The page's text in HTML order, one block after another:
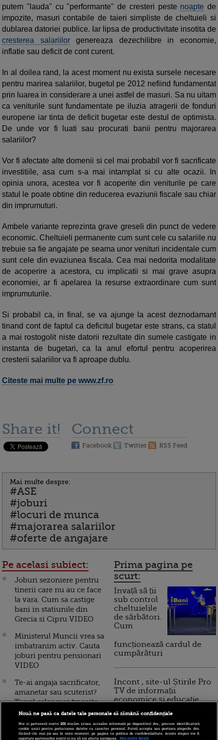
putem "lauda" cu "performante" de cresteri peste noapte de
impozite, masuri contabile de taieri simpliste de cheltuieli si
dublarea datoriei publice. Iar lipsa de productivitate insotita de
cresterea salariilorgenereaza dezechilibre in economie,
inflatie sau deficit de cont curent.
In al doilea rand, la acest moment nu exista sursele necesare
pentru marirea salariilor, bugetul pe 2012 nefiind fundamentat
prin luarea in considerare a unei astfel de masuri. Sa nu uitam
ca veniturile sunt fundamentate pe iluzia atragerii de fonduri
europene iar tinta de deficit bugetar este destul de optimista.
De unde vor fi luati sau procurati banii pentru majorarea
salariilor?
Vor fi afectate alte domenii si cel mai probabil vor fi sacrificate
investitiile, asa cum s-a mai intamplat si cu alte ocazii. In
opinia unora, acestea vor fi acoperite din veniturile pe care
statul le poate obtine din reducerea evaziunii fiscale sau chiar
din imprumuturi.
Ambele variante reprezinta grave greseli din punct de vedere
economic. Cheltuieli permanente cum sunt cele cu salariile nu
trebuie sa fie angajate pe seama unor venituri incidentale cum
sunt cele din evaziunea fiscala. Cea mai nedorita modalitate
de acoperire a acestora, cu implicatii si mai grave asupra
economiei, ar fi apelarea la resurse extraordinare cum sunt
imprumuturile.
Si probabil ca, in final, se va ajunge la acest deznodamant
tinand cont de faptul ca deficitul bugetar este strans, ca statul
a mai rostogolit niste datorii rezultate din sumele castigate in
instanta de bugetari, ca la anul efortul pentru acoperirea
cresterii salariilor va fi aproape dublu.
Citeste mai multe pe www.zf.ro
Share it! Connect
Facebook Twitter RSS Feed
Mai multe despre:
#ASE
#joburi
#locuri de munca
#majorarea salariilor
#oferte de angajare
Pe acelasi subiect:
Joburi sezoniere pentru
tinerii care nu au ce face
la vara. Cum sa castige
bani in statiunile din
Grecia si Cipru VIDEO
Ministerul Muncii vrea sa
imbatranim activ. Cauta
joburi pentru pensionari
VIDEO
Te-ai angaja sacrificator,
amanetar sau scuterist?
Topul celor mai trasnite
anunturi de joburi din
Romania
Prima pagina pe
scurt:
Invață să ții
sub control
cheltuielile
de sărbători.
Cum
funcționează cardul de
cumpărături
Incont , site-ul Știrile Pro
TV de informații
economice și educație
10 reguli pentru decizii
Nouă ne pasă ca datele tale personale să rămână confidențiale
Noi și partenerii noștri201stocăm și/sau accesăm informații pe dispozitivul dvs., precum identificatorii
cookie unici pentru prelucrarea datelor cu caracter personal. Puteți accepta sau gestiona alegerile dvs.
făcând clic mai jos sau în orice moment, pe pagina cu politica de confidențialitate. Aceste alegeri vor fi
raportate partenerilor noștri și nu vă vor afecta navigarea.
Mai multe detalii